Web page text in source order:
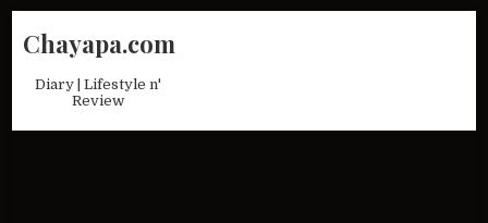
Chayapa.com
Diary | Lifestyle n'
Review